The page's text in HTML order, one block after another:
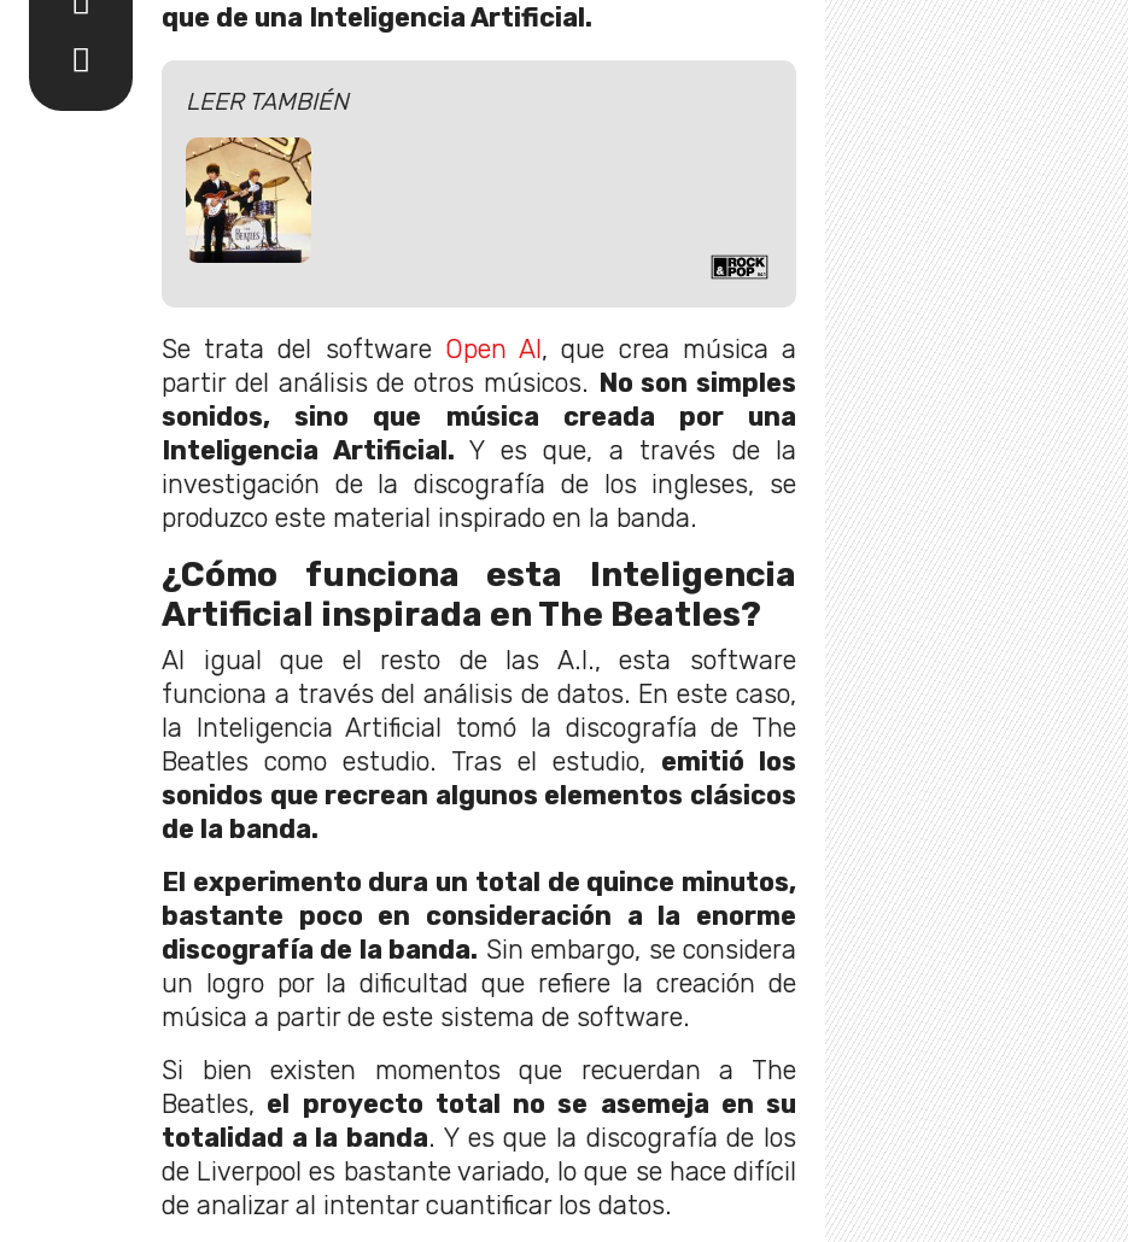
que de una Inteligencia Artificial.
LEER TAMBIÉN
Se trata del software Open AI, que crea música a
partir del análisis de otros músicos. No son simples
sonidos, sino que música creada por una
Inteligencia Artificial. Y es que, a través de la
investigación de la discografía de los ingleses, se
produzco este material inspirado en la banda.
¿Cómo funciona esta Inteligencia
Artificial inspirada en The Beatles?
Al igual que el resto de las A.I., esta software
funciona a través del análisis de datos. En este caso,
la Inteligencia Artificial tomó la discografía de The
Beatles como estudio. Tras el estudio, emitió los
sonidos que recrean algunos elementos clásicos
de la banda.
El experimento dura un total de quince minutos,
bastante poco en consideración a la enorme
discografía de la banda. Sin embargo, se considera
un logro por la dificultad que refiere la creación de
música a partir de este sistema de software.
Si bien existen momentos que recuerdan a The
Beatles, el proyecto total no se asemeja en su
totalidad a la banda. Y es que la discografía de los
de Liverpool es bastante variado, lo que se hace difícil
de analizar al intentar cuantificar los datos.